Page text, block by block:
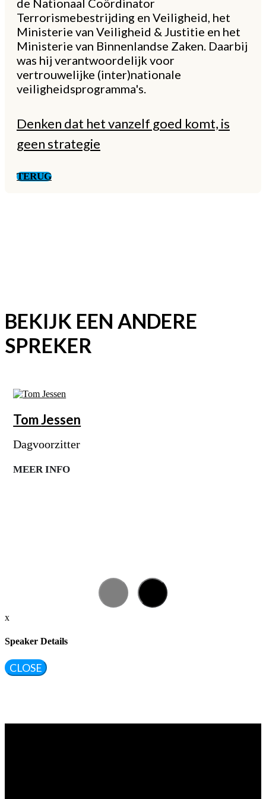
de Nationaal Coördinator
Terrorismebestrijding en Veiligheid, het
Ministerie van Veiligheid & Justitie en het
Ministerie van Binnenlandse Zaken. Daarbij
was hij verantwoordelijk voor
vertrouwelijke (inter)nationale
veiligheidsprogramma's.
Denken dat het vanzelf goed komt, is
geen strategie
TERUG
BEKIJK EEN ANDERE
SPREKER
TomJessen
Dagvoorzitter
MEER INFO
x
Speaker Details
CLOSE